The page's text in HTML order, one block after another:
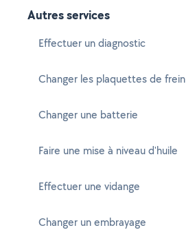
Autres services
Effectuer un diagnostic
Changer les plaquettes de frein
Changer une batterie
Faire une mise à niveau d'huile
Effectuer une vidange
Changer un embrayage